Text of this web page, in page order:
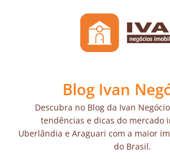
Blog Ivan
Descubra no Blog da Ivan
tendências e dicas do mercado
Uberlândia e Araguari com a maior
do Brasil.